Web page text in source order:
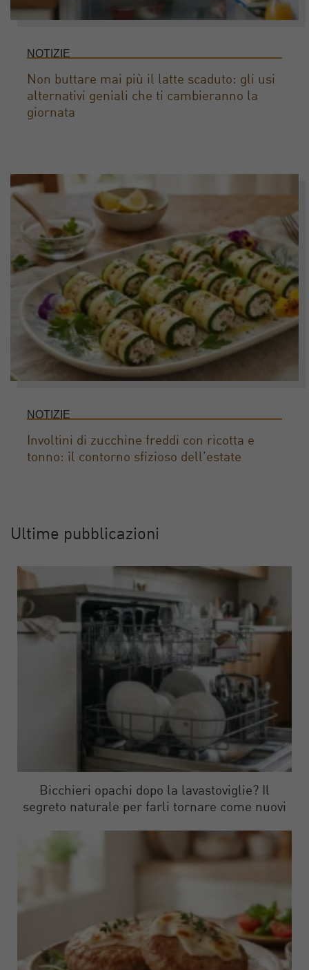
NOTIZIE
Non buttare mai più il latte scaduto: gli usi
alternativi geniali che ti cambieranno la
giornata
NOTIZIE
Involtini di zucchine freddi con ricotta e
tonno: il contorno sfizioso dell’estate
Ultime pubblicazioni
Bicchieri opachi dopo la lavastoviglie? Il
segreto naturale per farli tornare come nuovi